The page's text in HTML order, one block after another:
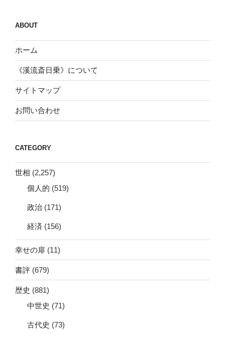
ABOUT
ホーム
《溪流斎日乗》について
サイトマップ
お問い合わせ
CATEGORY
世相 (2,257)
個人的 (519)
政治 (171)
経済 (156)
幸せの扉 (11)
書評 (679)
歴史 (881)
中世史 (71)
古代史 (73)